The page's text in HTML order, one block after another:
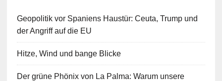
Geopolitik vor Spaniens Haustür: Ceuta, Trump und
der Angriff auf die EU
Hitze, Wind und bange Blicke
Der grüne Phönix von La Palma: Warum unsere